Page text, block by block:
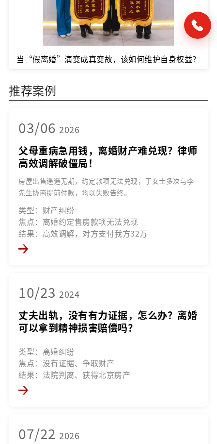
当“假离婚”演变成真变故，该如何维护自身权益？
推荐案例
03/06 2026
父母重病急用钱，离婚财产难兑现？律师
高效调解破僵局！
房屋出售遥遥无期，约定款项无法兑现，于女士多次与李
先生协商提前付款，均以失败告终。
类型：财产纠纷
焦点：离婚约定售房款项无法兑现
结果：高效调解，对方支付我方32万
10/23 2024
丈夫出轨，没有有力证据，怎么办？离婚
可以拿到精神损害赔偿吗？
类型：离婚纠纷
焦点：没有证据、争取财产
结果：法院判离、获得北京房产
07/22 2026